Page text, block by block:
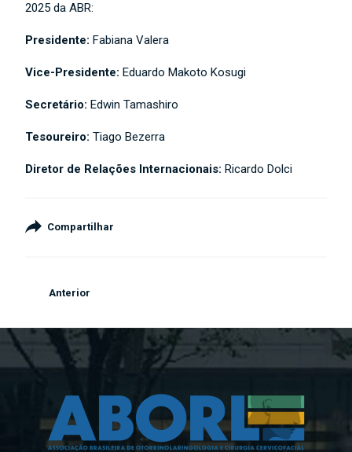
2025 da ABR:
Presidente: Fabiana Valera
Vice-Presidente: Eduardo Makoto Kosugi
Secretário: Edwin Tamashiro
Tesoureiro: Tiago Bezerra
Diretor de Relações Internacionais: Ricardo Dolci
Compartilhar
Anterior